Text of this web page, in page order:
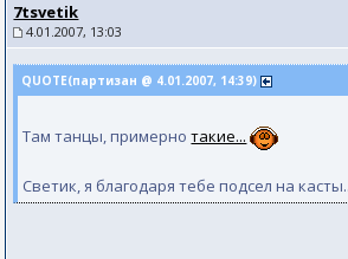
7tsvetik
4.01.2007, 13:03
QUOTE(партизан @ 4.01.2007, 14:39)
Там танцы, примернотакие...
Светик, я благодаря тебе подсел на